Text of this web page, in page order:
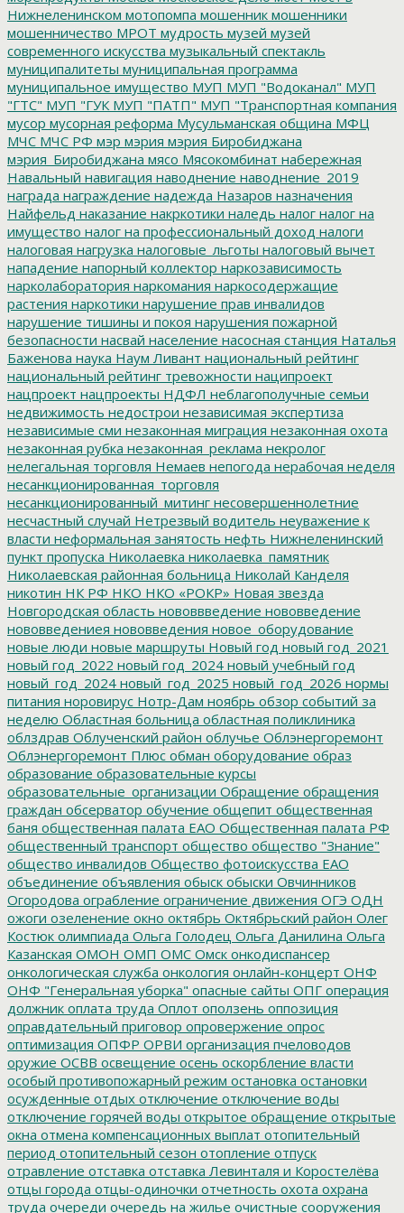
Нижнеленинском мотопомпа мошенник мошенники
мошенничество МРОТ мудрость музей музей
современного искусства музыкальный спектакль
муниципалитеты муниципальная программа
муниципальное имущество МУП МУП "Водоканал" МУП
"ГТС" МУП "ГУК МУП "ПАТП" МУП "Транспортная компания
мусор мусорная реформа Мусульманская община МФЦ
МЧС МЧС РФ мэр мэрия мэрия Биробиджана
мэрия_Биробиджана мясо Мясокомбинат набережная
Навальный навигация наводнение наводнение_2019
награда награждение надежда Назаров назначения
Найфельд наказание накркотики наледь налог налог на
имущество налог на профессиональный доход налоги
налоговая нагрузка налоговые_льготы налоговый вычет
нападение напорный коллектор наркозависимость
нарколаборатория наркомания наркосодержащие
растения наркотики нарушение прав инвалидов
нарушение тишины и покоя нарушения пожарной
безопасности насвай население насосная станция Наталья
Баженова наука Наум Ливант национальный рейтинг
национальный рейтинг тревожности наципроект
нацпроект нацпроекты НДФЛ неблагополучные семьи
недвижимость недострои независимая экспертиза
независимые сми незаконная миграция незаконная охота
незаконная рубка незаконная_реклама некролог
нелегальная торговля Немаев непогода нерабочая неделя
несанкционированная_торговля
несанкционированный_митинг несовершеннолетние
несчастный случай Нетрезвый водитель неуважение к
власти неформальная занятость нефть Нижнеленинский
пункт пропуска Николаевка николаевка_памятник
Николаевская районная больница Николай Канделя
никотин НК РФ НКО НКО «РОКР» Новая звезда
Новгородская область нововвведение нововведение
нововведениея нововведения новое_оборудование
новые люди новые маршруты Новый год новый год_2021
новый год_2022 новый год_2024 новый учебный год
новый_год_2024 новый_год_2025 новый_год_2026 нормы
питания норовирус Нотр-Дам ноябрь обзор событий за
неделю Областная больница областная поликлиника
облздрав Облученский район облучье Облэнергоремонт
Облэнергоремонт Плюс обман оборудование образ
образование образовательные курсы
образовательные_организации Обращение обращения
граждан обсерватор обучение общепит общественная
баня общественная палата ЕАО Общественная палата РФ
общественный транспорт общество общество "Знание"
общество инвалидов Общество фотоискусства ЕАО
объединение объявления обыск обыски Овчинников
Огородова ограбление ограничение движения ОГЭ ОДН
ожоги озеленение окно октябрь Октябрьский район Олег
Костюк олимпиада Ольга Голодец Ольга Данилина Ольга
Казанская ОМОН ОМП ОМС Омск онкодиспансер
онкологическая служба онкология онлайн-концерт ОНФ
ОНФ "Генеральная уборка" опасные сайты ОПГ операция
должник оплата труда Оплот оползень оппозиция
оправдательный приговор опровержение опрос
оптимизация ОПФР ОРВИ организация пчеловодов
оружие ОСВВ освещение осень оскорбление власти
особый противопожарный режим остановка остановки
осужденные отдых отключение отключение воды
отключение горячей воды открытое обращение открытые
окна отмена компенсационных выплат отопительный
период отопительный сезон отопление отпуск
отравление отставка отставка Левинталя и Коростелёва
отцы города отцы-одиночки отчетность охота охрана
труда очереди очередь на жилье очистные сооружения